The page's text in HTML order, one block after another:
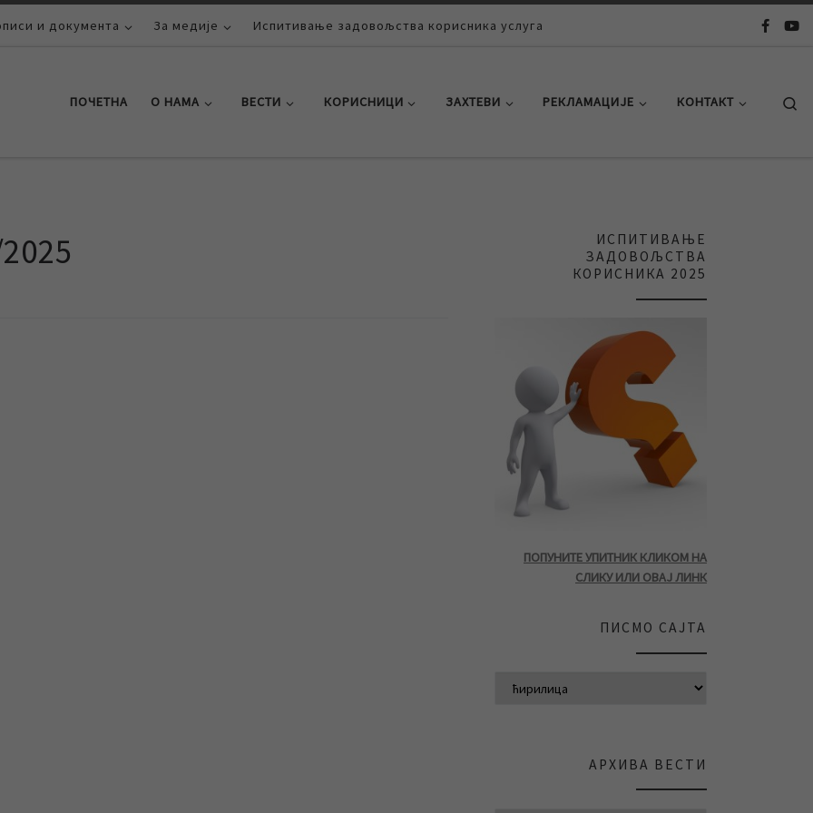
и документа За медије Испитивање задовољства корисника услуга
ПОЧЕТНА О НАМА ВЕСТИ КОРИСНИЦИ ЗАХТЕВИ РЕКЛАМАЦИЈЕ КОНТАКТ
ИСПИТИВАЊЕ
ЗАДОВОЉСТВА
КОРИСНИКА 2025
ПОПУНИТЕ УПИТНИК КЛИКОМ НА
СЛИКУ ИЛИ ОВАЈ ЛИНК
ПИСМО САЈТА
АРХИВА ВЕСТИ